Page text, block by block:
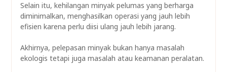
Selain itu, kehilangan minyak pelumas yang berharga
diminimalkan, menghasilkan operasi yang jauh lebih
efisien karena perlu diisi ulang jauh lebih jarang.
Akhirnya, pelepasan minyak bukan hanya masalah
ekologis tetapi juga masalah atau keamanan peralatan.